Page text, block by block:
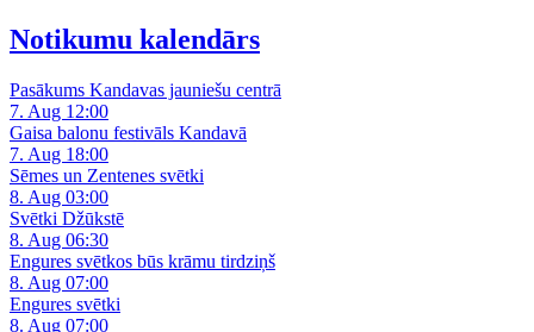
Notikumu kalendārs
Pasākums Kandavas jauniešu centrā
7. Aug 12:00
Gaisa balonu festivāls Kandavā
7. Aug 18:00
Sēmes un Zentenes svētki
8. Aug 03:00
Svētki Džūkstē
8. Aug 06:30
Engures svētkos būs krāmu tirdziņš
8. Aug 07:00
Engures svētki
8. Aug 07:00